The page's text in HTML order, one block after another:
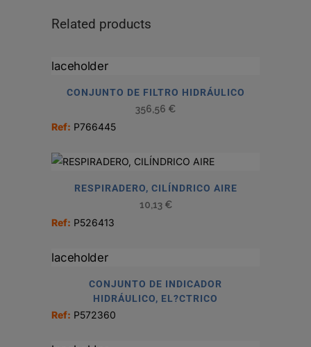
Related products
CONJUNTO DE FILTRO HIDRÁULICO
356,56 €
Ref: P766445
RESPIRADERO, CILÍNDRICO AIRE
10,13 €
Ref: P526413
CONJUNTO DE INDICADOR
HIDRÁULICO, EL?CTRICO
Ref: P572360